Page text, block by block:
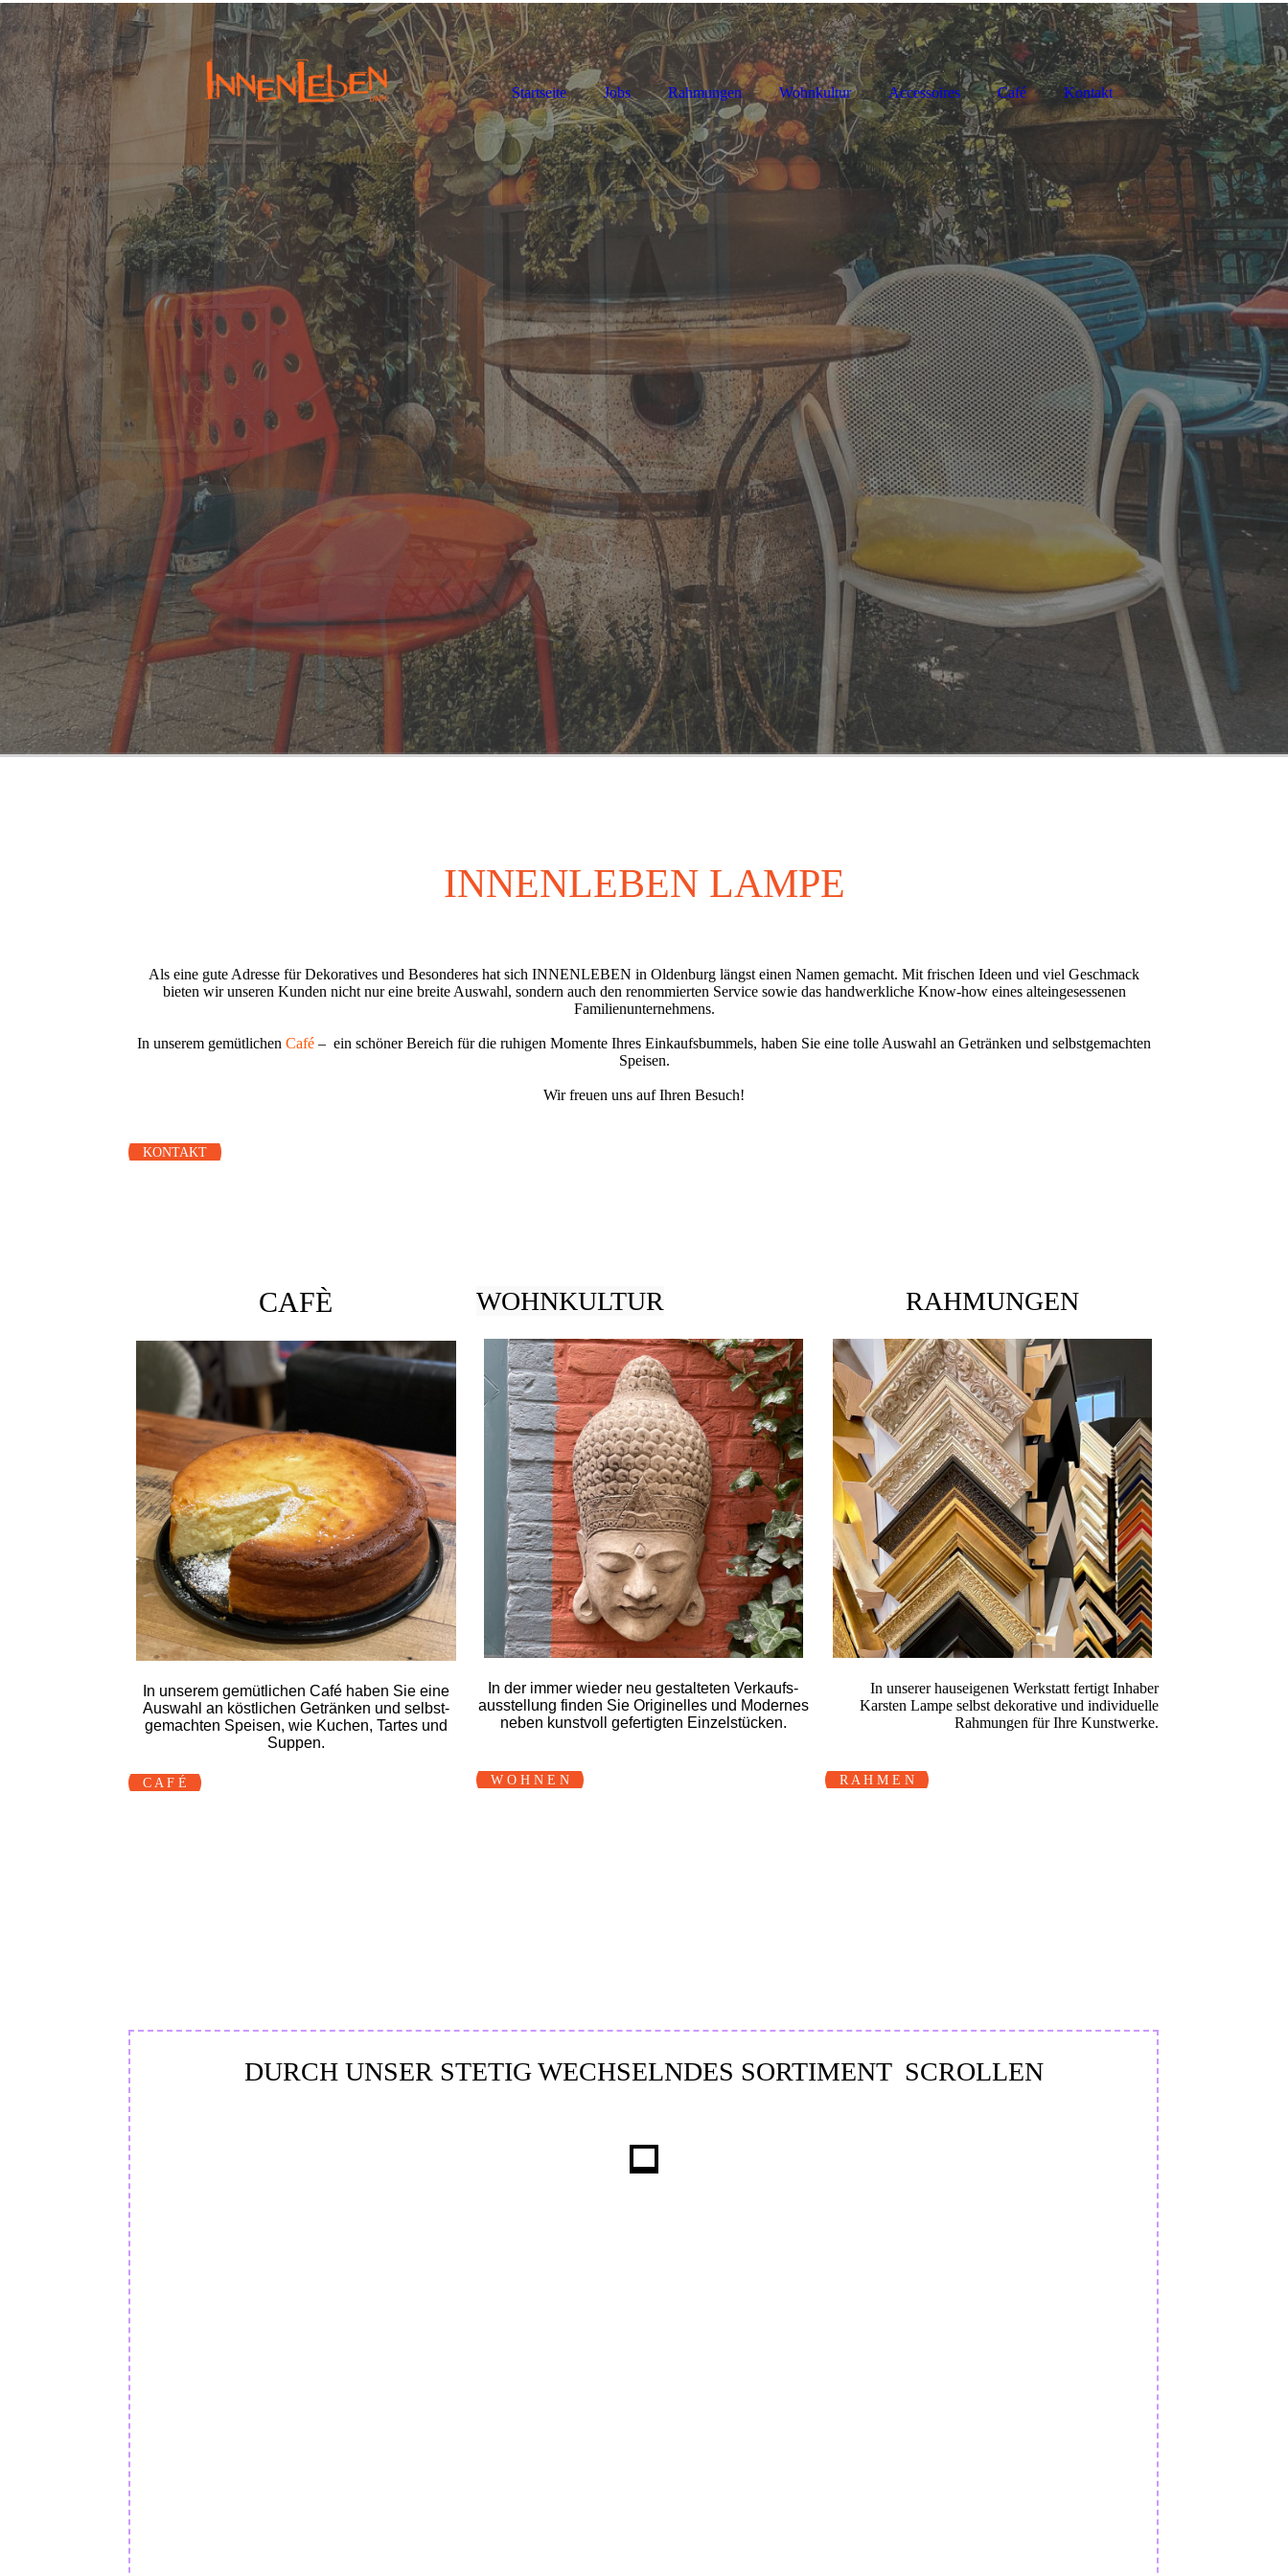
Startseite Jobs Rahmungen Wohnkultur Accessoires Café Kontakt
INNENLEBEN LAMPE
Als eine gute Adresse für Dekoratives und Besonderes hat sich INNENLEBEN in Olden­burg längst einen Namen gemacht. Mit frischen Ideen und viel Geschmack
bieten wir unseren Kunden nicht nur eine breite Auswahl, sondern auch den renom­mierten Service sowie das handwerkliche Know-how eines alteingesessenen
Familienunternehmens.
In unserem gemütlichen Café – ein schöner Bereich für die ruhigen Momen­te Ihres Einkaufs­bummels, haben Sie eine tolle Auswahl an Getränken und selbst­gemach­ten
Speisen.
Wir freuen uns auf Ihren Besuch!
KONTAKT
CAFÈ
In unserem gemütlichen Café haben Sie eine
Auswahl an köstlichen Getränken und selbst­
gemach­ten Speisen, wie Kuchen, Tartes und
Suppen.
C A F É
WOHNKULTUR
In der immer wieder neu gestal­teten Verkaufs­
ausstellung finden Sie Originelles und Modernes
neben kunst­voll gefertigten Einzel­stücken.
W O H N E N
RAHMUNGEN
In unserer hauseigenen Werkstatt fertigt Inhaber
Karsten Lampe selbst deko­ra­tive und individuelle
Rahmungen für Ihre Kunstwerke.
R A H M E N
DURCH UNSER STETIG WECHSELNDES SORTIMENT SCROLLEN